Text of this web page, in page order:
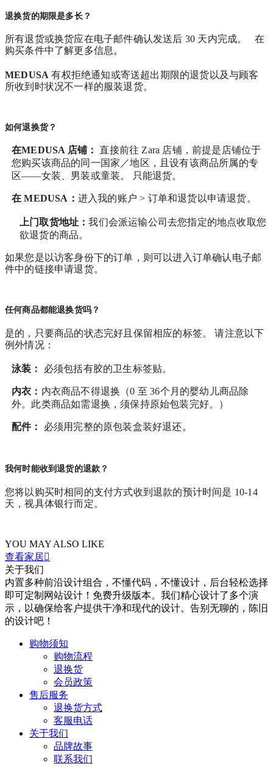
退换货的期限是多长？
所有退货或换货应在电子邮件确认发送后 30 天内完成。 在
购买条件中了解更多信息。
MEDUSA有权拒绝通知或寄送超出期限的退货以及与顾客
所收到时状况不一样的服装退货。
如何退换货？
在MEDUSA 店铺：直接前往 Zara 店铺，前提是店铺位于
您购买该商品的同一国家／地区，且设有该商品所属的专
区——女装、男装或童装。 只能退货。
在MEDUSA ： 进入我的账户 > 订单和退货 以申请退货。
上门取货地址：我们会派运输公司去您指定的地点收取您
欲退货的商品。
如果您是以访客身份下的订单，则可以进入订单确认电子邮
件中的链接申请退货。
任何商品都能退换货吗？
是的，只要商品的状态完好且保留相应的标签。 请注意以下
例外情况：
泳装： 必须包括有胶的卫生标签贴。
内衣： 内衣商品不得退换（0 至 36个月的婴幼儿商品除
外。此类商品如需退换，须保持原始包装完好。）
配件： 必须用完整的原包装盒装好退还。
我何时能收到退货的退款？
您将以购买时相同的支付方式收到退款的预计时间是 10-14
天，视具体银行而定。
YOU MAY ALSO LIKE
查看家居
关于我们
内置多种前沿设计组合，不懂代码，不懂设计，后台轻松选择
即可定制网站设计！免费升级版本。我们精心设计了多个演
示，以确保给客户提供干净和现代的设计。告别无聊的，陈旧
的设计吧！
购物须知
购物流程
退换货
会员政策
售后服务
退换货方式
客服电话
关于我们
品牌故事
联系我们